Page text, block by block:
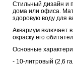
Стильный дизайн и
дома или офиса.
здоровую воду для
Аквариум включает
окраску его
Основные
- 10-литровый (2,6